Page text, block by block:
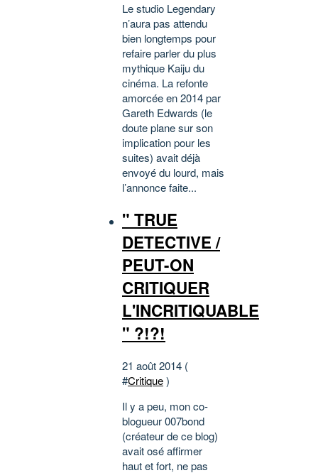
Le studio Legendary
n’aura pas attendu
bien longtemps pour
refaire parler du plus
mythique Kaiju du
cinéma. La refonte
amorcée en 2014 par
Gareth Edwards (le
doute plane sur son
implication pour les
suites) avait déjà
envoyé du lourd, mais
l’annonce faite...
" TRUE
DETECTIVE /
PEUT-ON
CRITIQUER
L'INCRITIQUABLE
" ?!?!
21 août 2014 (
#Critique)
Il y a peu, mon co-
blogueur 007bond
(créateur de ce blog)
avait osé affirmer
haut et fort, ne pas